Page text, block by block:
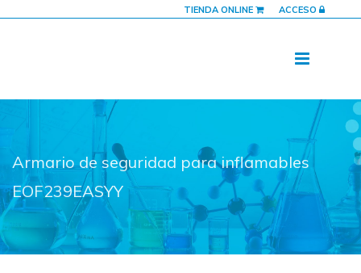
TIENDA ONLINE ACCESO
Armario de seguridad para inflamables
EOF239EASYY